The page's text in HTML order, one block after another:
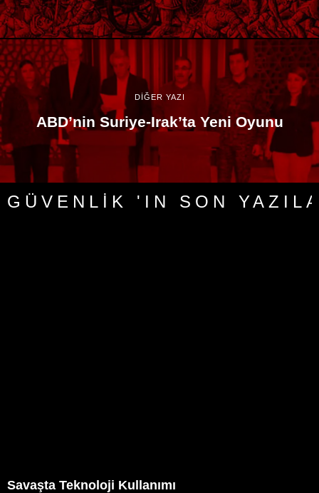
DİĞER YAZI
ABD’nin Suriye-Irak’ta Yeni Oyunu
GÜVENLIK 'IN SON
Savaşta Teknoloji Kullanımı